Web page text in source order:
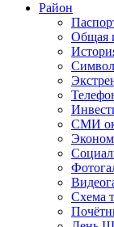
Район
Общая
СМИ
Схема